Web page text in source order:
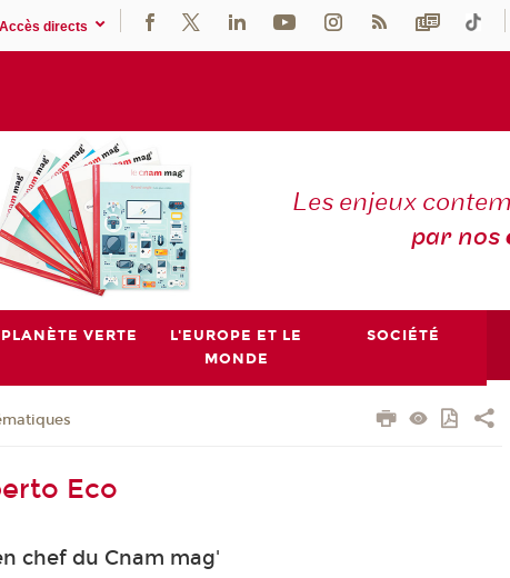
Accès directs
Les enjeux
par nos
PLANÈTE VERTE
L'EUROPE ET LE
MONDE
SOCIÉTÉ
Eco
chef du Cnam mag'